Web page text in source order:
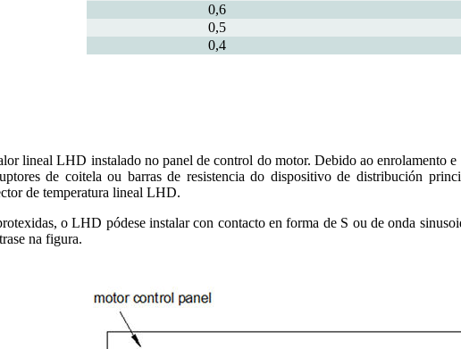
0,6
0,5
0,4
lineal LHD instalado no panel de control do motor. Debido ao enrolamento
de coitela ou barras de resistencia do dispositivo de distribución
de temperatura lineal LHD.
o LHD pódese instalar con contacto en forma de S ou de onda
na figura.